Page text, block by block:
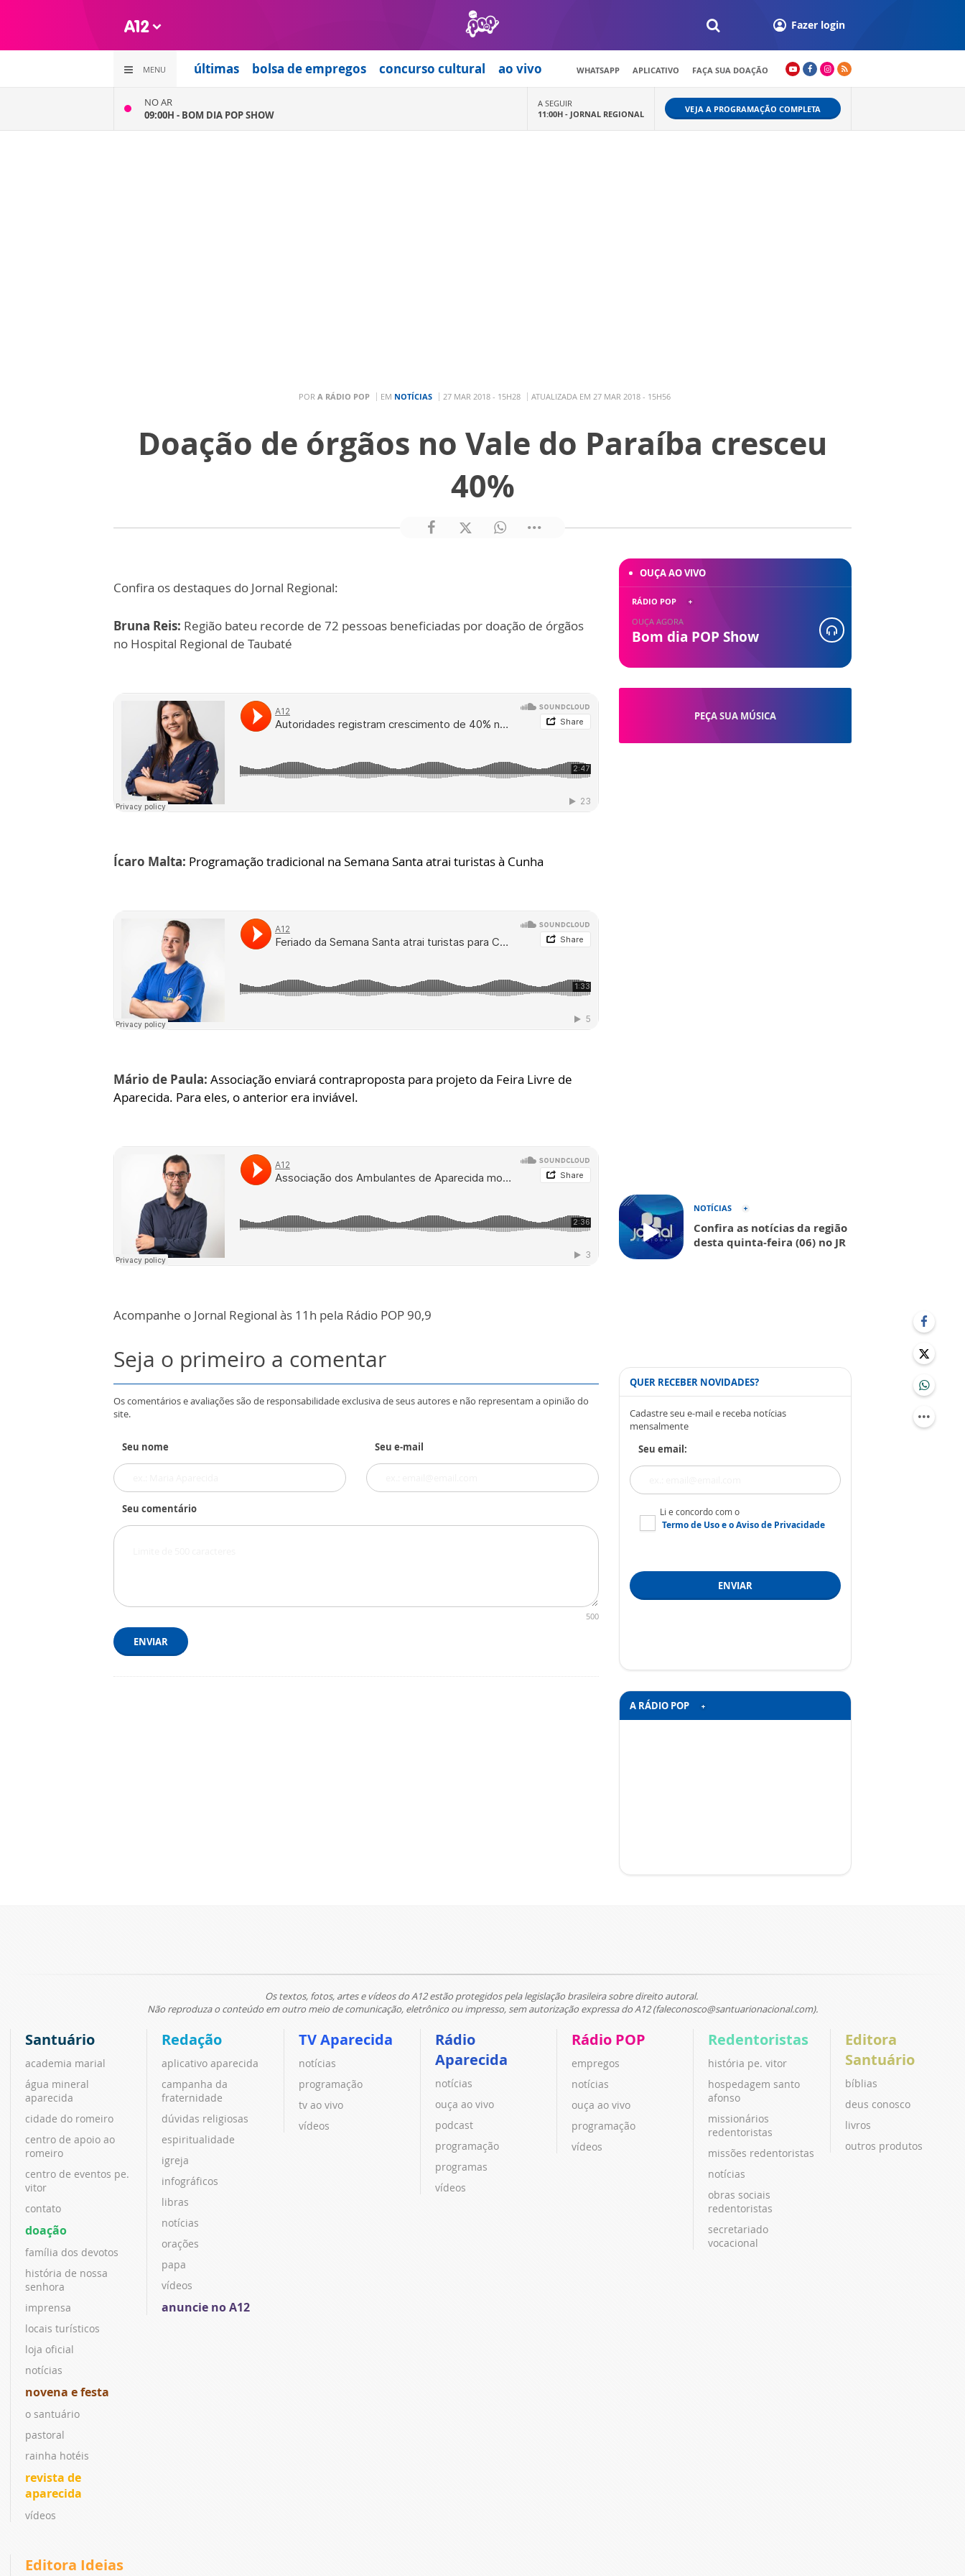
Fazer login
MENU últimas bolsa de empregos concurso cultural ao vivo WHATSAPP APLICATIVO FAÇA SUA DOAÇÃO
NO AR
09:00H - BOM DIA POP SHOW
A SEGUIR
11:00H - JORNAL REGIONAL VEJA A PROGRAMAÇÃO COMPLETA
POR A RÁDIO POP EM NOTÍCIAS 27 MAR 2018 - 15H28 ATUALIZADA EM 27 MAR 2018 - 15H56
Doação de órgãos no Vale do Paraíba cresceu
40%
Confira os destaques do Jornal Regional:
Bruna Reis: Região bateu recorde de 72 pessoas beneficiadas por doação de órgãos
no Hospital Regional de Taubaté
Ícaro Malta: Programação tradicional na Semana Santa atrai turistas à Cunha
Mário de Paula: Associação enviará contraproposta para projeto da Feira Livre de
Aparecida. Para eles, o anterior era inviável.
Acompanhe o Jornal Regional às 11h pela Rádio POP 90,9
Seja o primeiro a comentar
Os comentários e avaliações são de responsabilidade exclusiva de seus autores e não representam a opinião do
site.
Seu nome Seu e-mail
Seu comentário
500
ENVIAR
PEÇA SUA MÚSICA
OUÇA AO VIVO
RÁDIO POP
OUÇA AGORA
Bom dia POP Show
NOTÍCIAS
Confira as notícias da região
desta quinta-feira (06) no JR
QUER RECEBER NOVIDADES?
Cadastre seu e-mail e receba notícias
mensalmente
Seu email:
Li e concordo com o
Termo de Usoe oAviso de Privacidade
ENVIAR
A RÁDIO POP
Os textos, fotos, artes e vídeos do A12 estão protegidos pela legislação brasileira sobre direito autoral.
Não reproduza o conteúdo em outro meio de comunicação, eletrônico ou impresso, sem autorização expressa do A12 (faleconosco@santuarionacional.com).
Santuário
academia marial
água mineral
aparecida
cidade do romeiro
centro de apoio ao
romeiro
centro de eventos pe.
vitor
contato
doação
família dos devotos
história de nossa
senhora
imprensa
locais turísticos
loja oficial
notícias
novena e festa
o santuário
pastoral
rainha hotéis
revista de
aparecida
vídeos
Redação
aplicativo aparecida
campanha da
fraternidade
dúvidas religiosas
espiritualidade
igreja
infográficos
libras
notícias
orações
papa
vídeos
anuncie no A12
TV Aparecida
notícias
programação
tv ao vivo
vídeos
Rádio
Aparecida
notícias
ouça ao vivo
podcast
programação
programas
vídeos
Rádio POP
empregos
notícias
ouça ao vivo
programação
vídeos
Redentoristas
história pe. vitor
hospedagem santo
afonso
missionários
redentoristas
missões redentoristas
notícias
obras sociais
redentoristas
secretariado
vocacional
Editora
Santuário
bíblias
deus conosco
livros
outros produtos
Editora Ideias